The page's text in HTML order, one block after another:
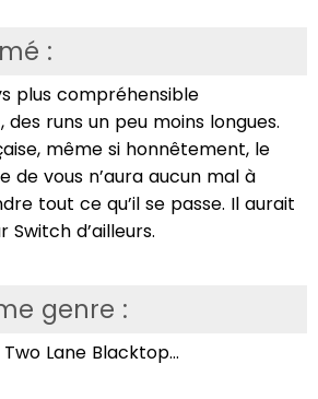
:
plus compréhensible
runs un peu moins longues.
même si honnêtement, le
de vous n’aura aucun mal à
tout ce qu’il se passe. Il aurait
d’ailleurs.
genre :
Two Lane Blacktop…